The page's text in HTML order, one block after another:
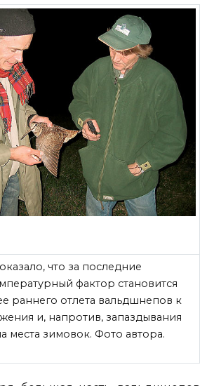
что за последние
фактор становится
раннего отлета вальдшнепов к
и, напротив, запаздывания
места зимовок. Фото автора.